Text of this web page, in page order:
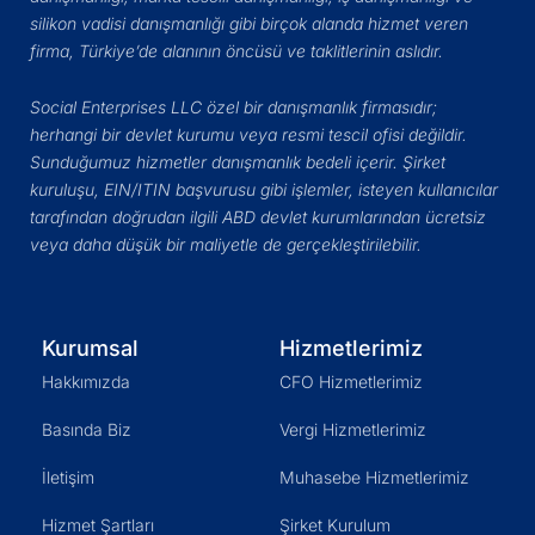
silikon vadisi danışmanlığı gibi birçok alanda hizmet veren
firma, Türkiye’de alanının öncüsü ve taklitlerinin aslıdır.
Social Enterprises LLC özel bir danışmanlık firmasıdır;
herhangi bir devlet kurumu veya resmi tescil ofisi değildir.
Sunduğumuz hizmetler danışmanlık bedeli içerir. Şirket
kuruluşu, EIN/ITIN başvurusu gibi işlemler, isteyen kullanıcılar
tarafından doğrudan ilgili ABD devlet kurumlarından ücretsiz
veya daha düşük bir maliyetle de gerçekleştirilebilir.
Kurumsal
Hakkımızda
Basında Biz
İletişim
Hizmet Şartları
Hizmetlerimiz
CFO Hizmetlerimiz
Vergi Hizmetlerimiz
Muhasebe Hizmetlerimiz
Şirket Kurulum